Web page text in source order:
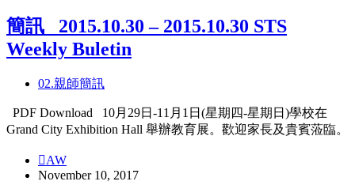
簡訊_ 2015.10.30 – 2015.10.30 STS
Weekly Buletin
02.親師簡訊
PDF Download 10月29日-11月1日(星期四-星期日)學校在
Grand City Exhibition Hall 舉辦教育展。歡迎家長及貴賓蒞臨。
AW
November 10, 2017